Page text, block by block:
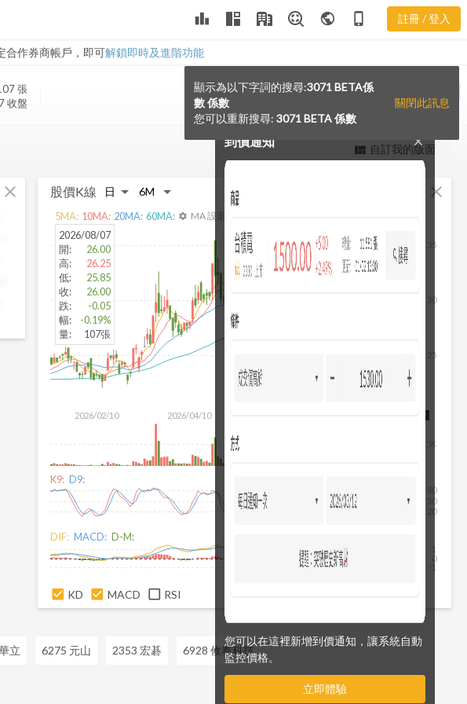
leaderboard public phone_iphone 註冊 / 登入
合作券商帳戶，即可解鎖即時及進階功能
顯示為以下字詞的搜尋:3071 BETA係
數 係數
您可以重新搜尋: 3071 BETA 係數
關閉此訊息
張
收盤
更強大的進階價量圖表
到價通知
您可以在這裡新增到價通知，讓系統自動
監控價格。
立即體驗
close
view_quilt 自訂我的版面
close 股價K線 close
2026/02/10 2026/04/10
25
30
35
2026/08/07
5K
2026/08/07
開:
26.00
高:
26.25
低:
25.85
收:
26.00
跌:
-0.05
幅:
-0.19%
量: 107張
5MA: 10MA: 20MA: 60MA: settings MA 設定
K9: D9:
20
50
80
DIF: MACD: D-M:
0
KD MACD RSI
立 6275 元山 2353 宏碁 6928 攸泰科技